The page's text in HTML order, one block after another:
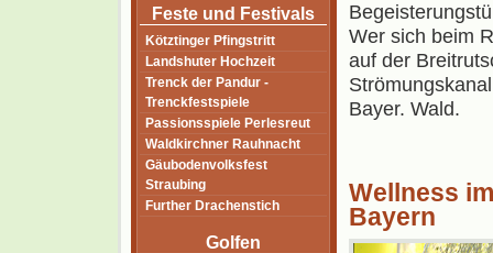
Feste und Festivals
Kötztinger Pfingstritt
Landshuter Hochzeit
Trenck der Pandur -
Trenckfestspiele
Passionsspiele Perlesreut
Waldkirchner Rauhnacht
Gäubodenvolksfest
Straubing
Further Drachenstich
Golfen
Wer sich beim
auf der
Bayer. Wald.
Wellness
Bayern